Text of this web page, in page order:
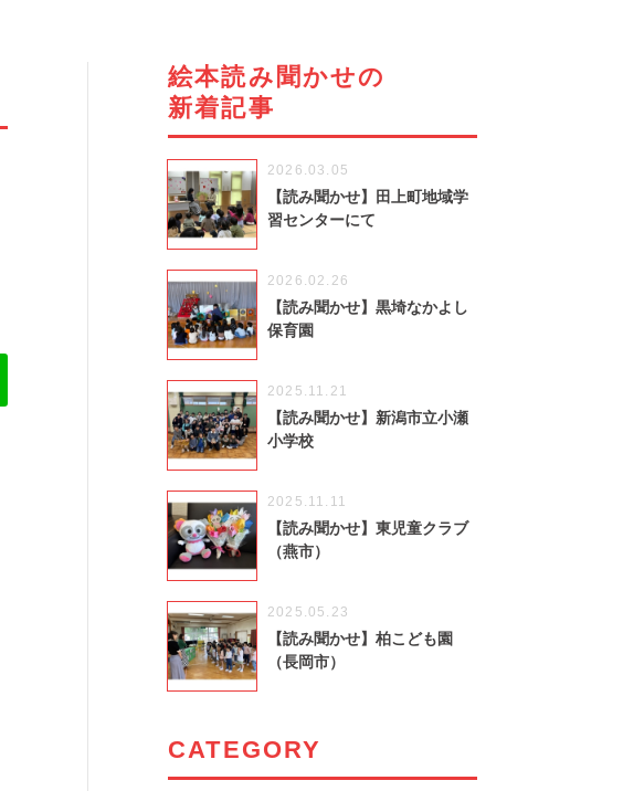
絵本読み聞かせの
新着記事
2026.03.05
【読み聞かせ】田上町地域学
習センターにて
2026.02.26
【読み聞かせ】黒埼なかよし
保育園
2025.11.21
【読み聞かせ】新潟市立小瀬
小学校
2025.11.11
【読み聞かせ】東児童クラブ
（燕市）
2025.05.23
【読み聞かせ】柏こども園
（長岡市）
CATEGORY